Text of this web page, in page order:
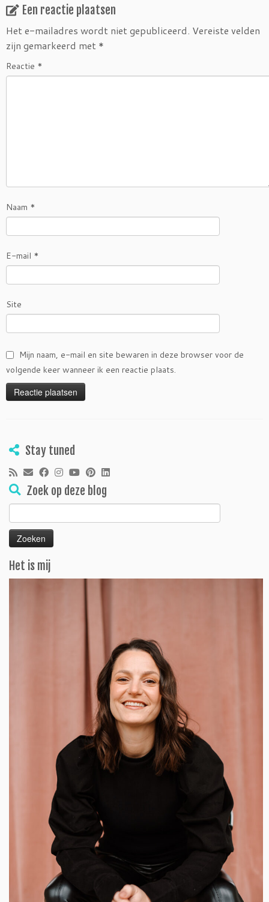
Een reactie plaatsen
Het e-mailadres wordt niet gepubliceerd. Vereiste velden
zijn gemarkeerd met *
Reactie *
Naam *
E-mail *
Site
Mijn naam, e-mail en site bewaren in deze browser voor de
volgende keer wanneer ik een reactie plaats.
Stay tuned
Zoek op deze blog
Zoeken
naar:
Het is mij